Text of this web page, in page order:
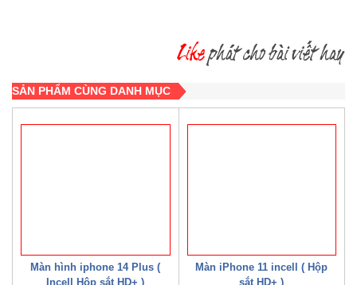
SẢN PHẨM CÙNG DANH MỤC
Màn hình iphone 14 Plus (
Incell Hộp sắt HD+ )
Màn iPhone 11 incell ( Hộp
sắt HD+ )